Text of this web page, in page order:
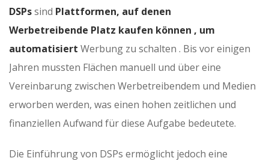
DSPssind Plattformen, auf denen
Werbetreibende Platz kaufen können , um
automatisiert Werbung zu schalten . Bis vor einigen
Jahren mussten Flächen manuell und über eine
Vereinbarung zwischen Werbetreibendem und Medien
erworben werden, was einen hohen zeitlichen und
finanziellen Aufwand für diese Aufgabe bedeutete.
Die Einführung von DSPs ermöglicht jedoch eine